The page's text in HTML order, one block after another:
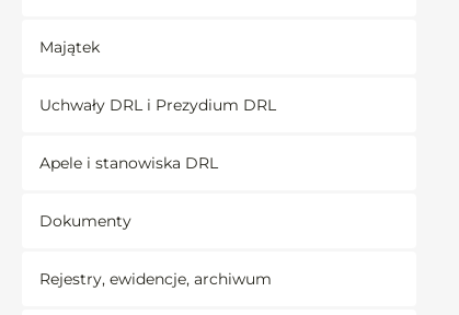
Majątek
Uchwały DRL i Prezydium DRL
Apele i stanowiska DRL
Dokumenty
Rejestry, ewidencje, archiwum